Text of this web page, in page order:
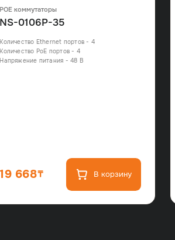
POE коммутаторы
NS-0106P-35
Количество Ethernet портов - 4
Количество PoE портов - 4
Напряжение питания - 48 В
19 668 В корзину